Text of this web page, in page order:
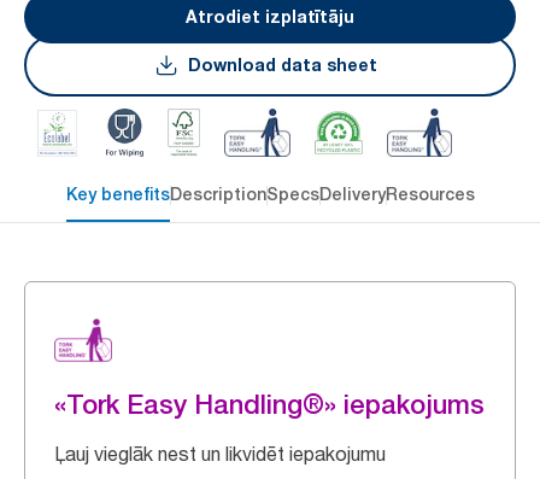
Atrodiet izplatītāju
Download data sheet
Key benefitsDescriptionSpecsDeliveryResources
«Tork Easy Handling®» iepakojums
Ļauj vieglāk nest un likvidēt iepakojumu